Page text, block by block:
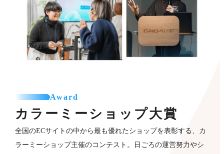
Award
カラーミーショップ大賞
全国のECサイトの中から最も優れたショップを表彰する、カ
ラーミーショップ主催のコンテスト。日ごろの運営努力やシ